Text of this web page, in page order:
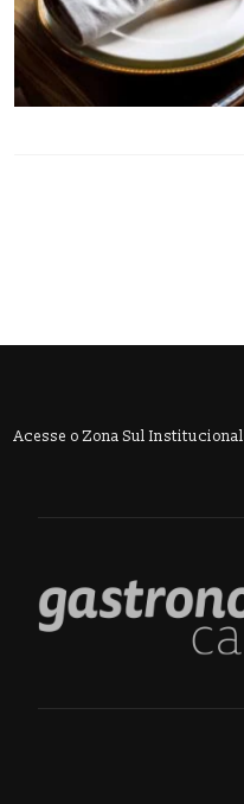
Acesse o Zona Sul Institucional